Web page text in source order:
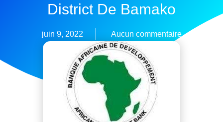
District De Bamako
juin 9, 2022 Aucun commentaire